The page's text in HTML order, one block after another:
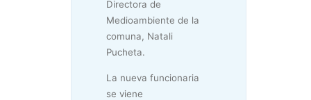
Directora de
Medioambiente de la
comuna, Natali
Pucheta.
La nueva funcionaria
se viene